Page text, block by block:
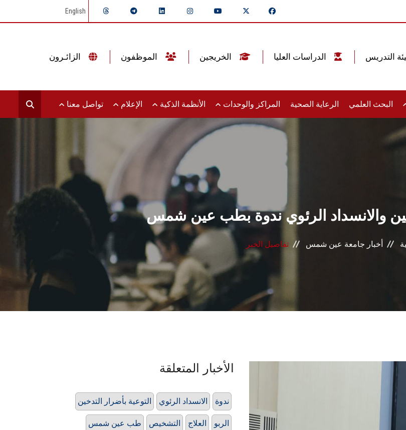
English
البحث العلمي الرعاية الصحية المراكز والوحدات الأنظمة الذكية الإعلام تواصل معنا
والانسداد الرئوي ندوة بطب عين شمس
أخبار جامعة عين شمس تفاصيل الخبر
الأخبار المتعلقة
التوعية بأضرار التدخين الانسداد الرئوي ندوة
طب عين شمس التشخيص العلاج الربو